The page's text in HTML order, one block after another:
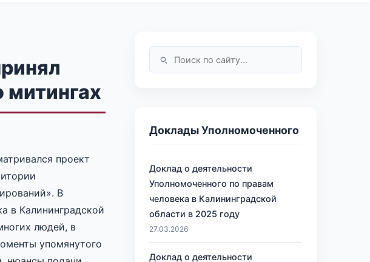
митингах
проект
В
в Калининградской
людей, в
упомянутого
Доклады Уполномоченного
Доклад о деятельности
Уполномоченного по правам
человека в Калининградской
области в 2025 году
27.03.2026
Доклад о деятельности